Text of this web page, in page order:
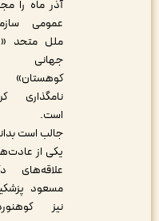
آذر ماه را مجمع
عمومی سازمان
ملل متحد «روز
جهانی
کوهستان»
نامگذاری کرده
جالب است بدانیم
یکی از عادت‌ها و
علاقه‌های دکتر
مسعود پزشکیان
نیز کوهنوردی